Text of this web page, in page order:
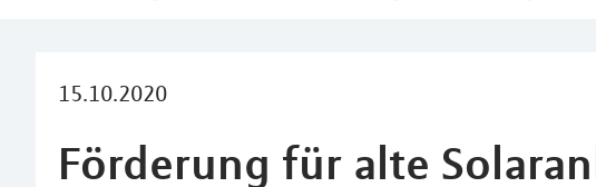
15.10.2020
Förderung für alte